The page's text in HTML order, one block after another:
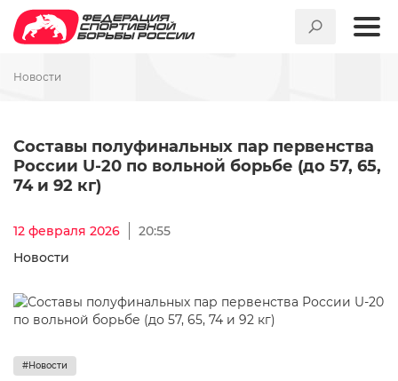
Новости
Составы полуфинальных пар первенства
России U-20 по вольной борьбе (до 57, 65,
74 и 92 кг)
12 февраля 2026
20:55
Новости
#Новости